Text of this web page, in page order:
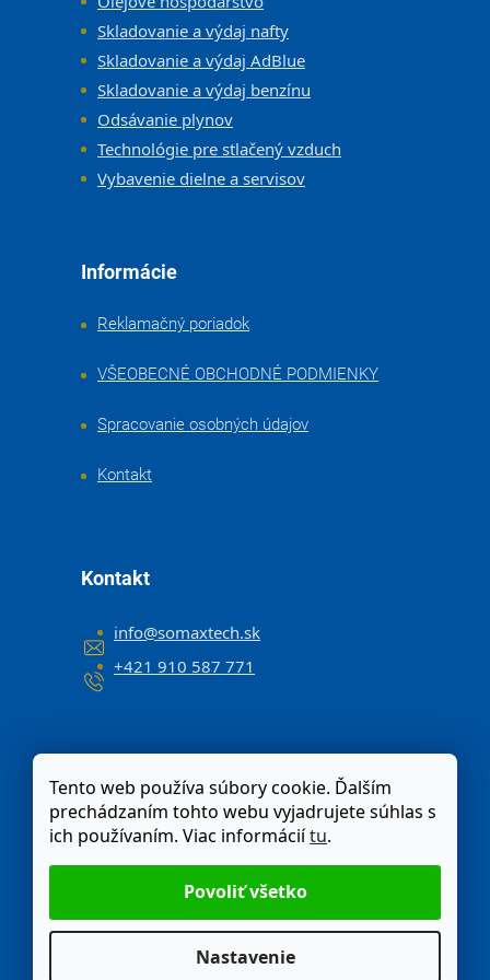
Tento web používa súbory cookie. Ďalším
prechádzaním tohto webu vyjadrujete súhlas s
ich používaním. Viac informáciítu.
Nastavenie
Skladovanie a výdaj nafty
Skladovanie a výdaj AdBlue
Skladovanie a výdaj benzínu
Odsávanie plynov
Technológie pre stlačený vzduch
Vybavenie dielne a servisov
Informácie
Reklamačný poriadok
VŠEOBECNÉ OBCHODNÉ PODMIENKY
Spracovanie osobných údajov
Kontakt
Kontakt
info@somaxtech.sk
+421 910 587 771
Odstúpenie od zmluvy